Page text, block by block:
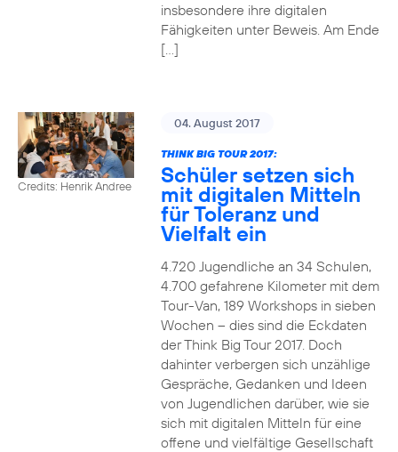
insbesondere ihre digitalen
Fähigkeiten unter Beweis. Am Ende
[…]
Credits: Henrik Andree
04. August 2017
THINK BIG TOUR 2017:
Schüler setzen sich
mit digitalen Mitteln
für Toleranz und
Vielfalt ein
4.720 Jugendliche an 34 Schulen,
4.700 gefahrene Kilometer mit dem
Tour-Van, 189 Workshops in sieben
Wochen – dies sind die Eckdaten
der Think Big Tour 2017. Doch
dahinter verbergen sich unzählige
Gespräche, Gedanken und Ideen
von Jugendlichen darüber, wie sie
sich mit digitalen Mitteln für eine
offene und vielfältige Gesellschaft